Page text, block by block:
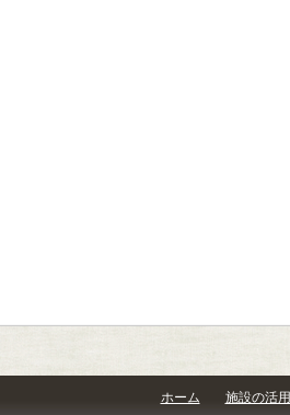
ホーム 施設の活用